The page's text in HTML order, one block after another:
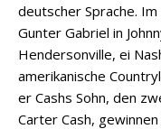
deutscher Sprache.
Gunter Gabriel in
Hendersonville, ei
amerikanische
er Cashs Sohn, den
Carter Cash,